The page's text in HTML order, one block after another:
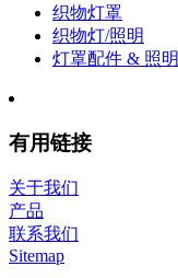
织物灯罩
织物灯/照明
灯罩配件 & 照明
有用链接
关于我们
产品
联系我们
Sitemap